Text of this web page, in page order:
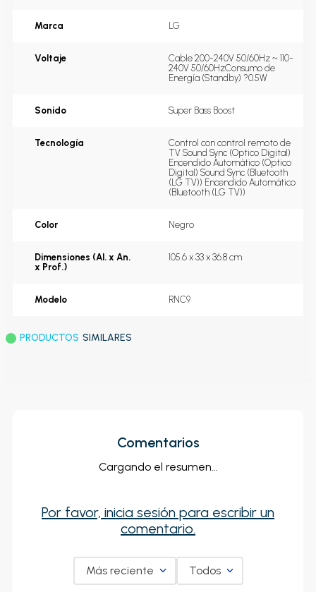
Marca LG
Voltaje
Cable 200-240V 50/60Hz ~ 110-
240V 50/60HzConsumo de
Energía (Standby) ?0.5W
Sonido Super Bass Boost
Tecnología
Control con control remoto de
TV Sound Sync (Optico Digital)
Encendido Automático (Optico
Digital) Sound Sync (Bluetooth
(LG TV)) Encendido Automático
(Bluetooth (LG TV))
Color Negro
Dimensiones (Al. x An.
x Prof.)
105.6 x 33 x 36.8 cm
Modelo RNC9
PRODUCTOS SIMILARES
Comentarios
Cargando el resumen…
Por favor, inicia sesión para escribir un
comentario.
Más reciente Todos